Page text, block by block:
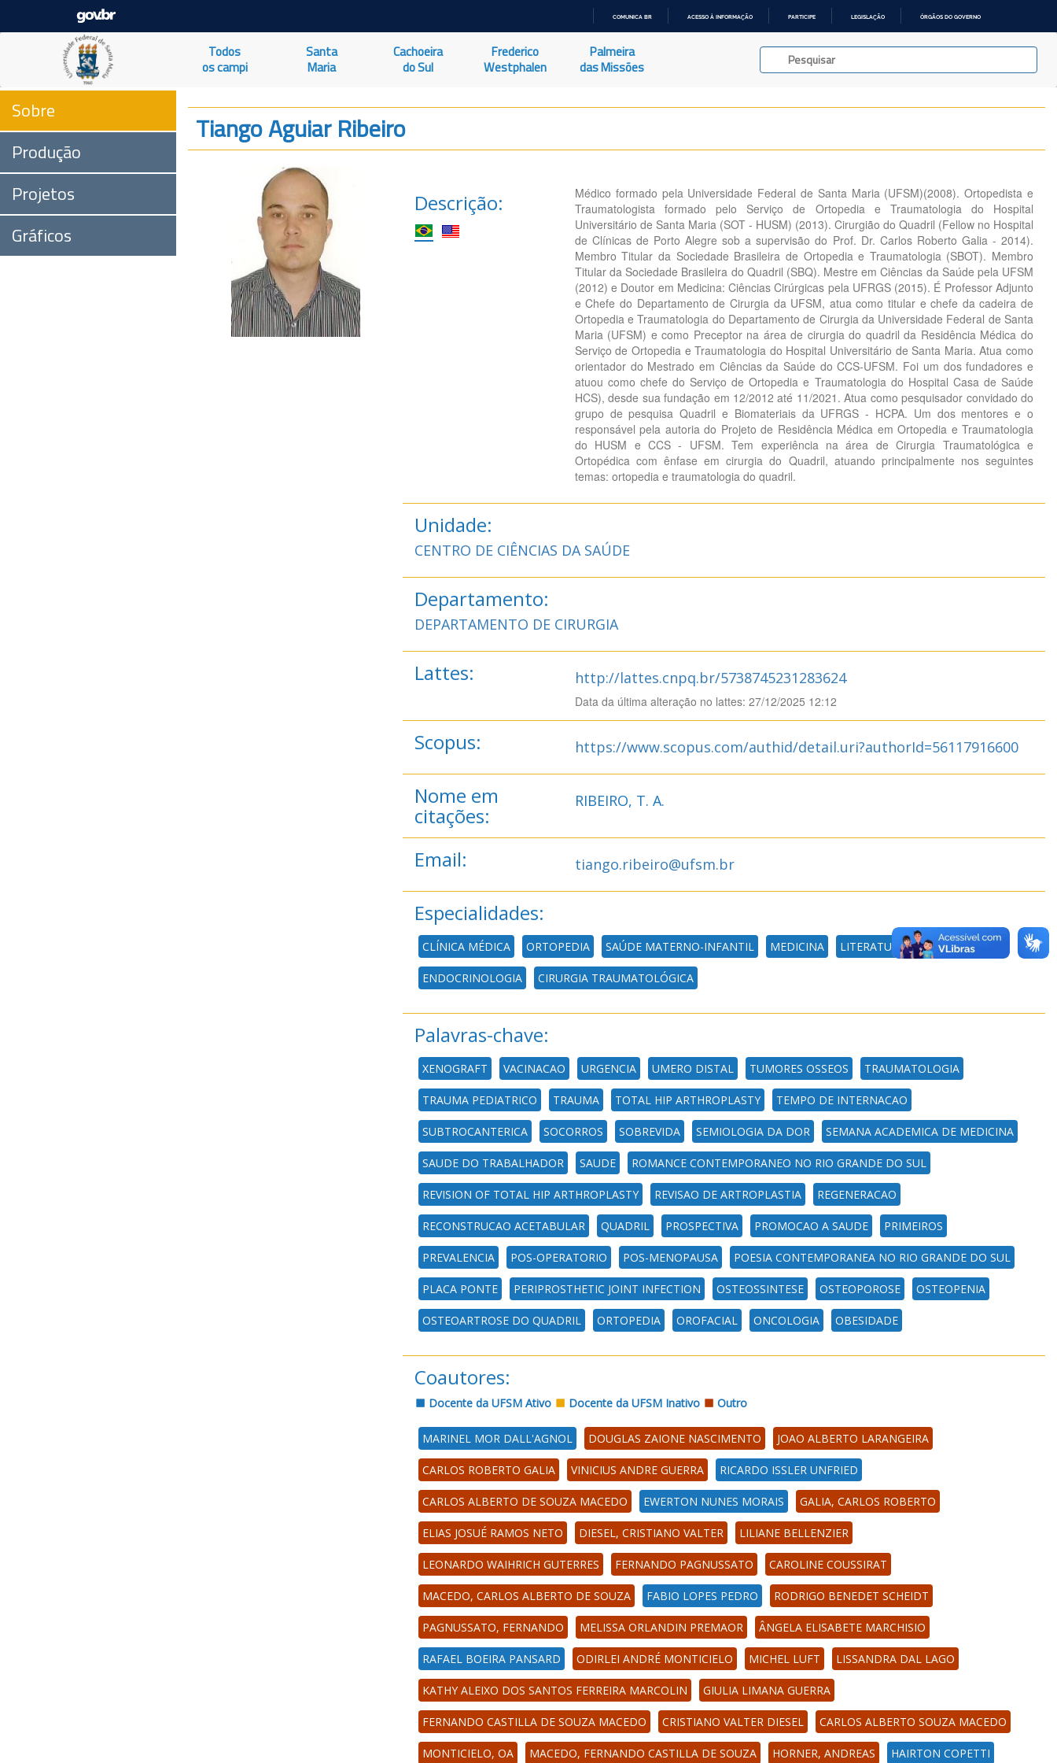
O
COMUNICA BR ACESSO À INFORMAÇÃO PARTICIPE LEGISLAÇÃO ÓRGÃOS DO GOVERNO
Todos
os campi
Santa
Maria
Cachoeira
do Sul
Frederico
Westphalen
Palmeira
das Missões
Sobre
Produção
Projetos
Gráficos
Tiango Aguiar Ribeiro
Descrição:
Médico formado pela Universidade Federal de Santa Maria (UFSM)(2008). Ortopedista e
Traumatologista formado pelo Serviço de Ortopedia e Traumatologia do Hospital
Universitário de Santa Maria (SOT - HUSM) (2013). Cirurgião do Quadril (Fellow no Hospital
de Clínicas de Porto Alegre sob a supervisão do Prof. Dr. Carlos Roberto Galia - 2014).
Membro Titular da Sociedade Brasileira de Ortopedia e Traumatologia (SBOT). Membro
Titular da Sociedade Brasileira do Quadril (SBQ). Mestre em Ciências da Saúde pela UFSM
(2012) e Doutor em Medicina: Ciências Cirúrgicas pela UFRGS (2015). É Professor Adjunto
e Chefe do Departamento de Cirurgia da UFSM, atua como titular e chefe da cadeira de
Ortopedia e Traumatologia do Departamento de Cirurgia da Universidade Federal de Santa
Maria (UFSM) e como Preceptor na área de cirurgia do quadril da Residência Médica do
Serviço de Ortopedia e Traumatologia do Hospital Universitário de Santa Maria. Atua como
orientador do Mestrado em Ciências da Saúde do CCS-UFSM. Foi um dos fundadores e
atuou como chefe do Serviço de Ortopedia e Traumatologia do Hospital Casa de Saúde
HCS), desde sua fundação em 12/2012 até 11/2021. Atua como pesquisador convidado do
grupo de pesquisa Quadril e Biomateriais da UFRGS - HCPA. Um dos mentores e o
responsável pela autoria do Projeto de Residência Médica em Ortopedia e Traumatologia
do HUSM e CCS - UFSM. Tem experiência na área de Cirurgia Traumatológica e
Ortopédica com ênfase em cirurgia do Quadril, atuando principalmente nos seguintes
temas: ortopedia e traumatologia do quadril.
Unidade:
CENTRO DE CIÊNCIAS DA SAÚDE
Departamento:
DEPARTAMENTO DE CIRURGIA
Lattes: http://lattes.cnpq.br/5738745231283624
Data da última alteração no lattes: 27/12/2025 12:12
Scopus: https://www.scopus.com/authid/detail.uri?authorId=56117916600
Nome em
citações:
RIBEIRO, T. A.
Email: tiango.ribeiro@ufsm.br
Especialidades:
CLÍNICA MÉDICA ORTOPEDIA SAÚDE MATERNO-INFANTIL MEDICINA LITERATURA BRASILEIRA
ENDOCRINOLOGIA CIRURGIA TRAUMATOLÓGICA
Palavras-chave:
XENOGRAFT VACINACAO URGENCIA UMERO DISTAL TUMORES OSSEOS TRAUMATOLOGIA
TRAUMA PEDIATRICO TRAUMA TOTAL HIP ARTHROPLASTY TEMPO DE INTERNACAO
SUBTROCANTERICA SOCORROS SOBREVIDA SEMIOLOGIA DA DOR SEMANA ACADEMICA DE MEDICINA
SAUDE DO TRABALHADOR SAUDE ROMANCE CONTEMPORANEO NO RIO GRANDE DO SUL
REVISION OF TOTAL HIP ARTHROPLASTY REVISAO DE ARTROPLASTIA REGENERACAO
RECONSTRUCAO ACETABULAR QUADRIL PROSPECTIVA PROMOCAO A SAUDE PRIMEIROS
PREVALENCIA POS-OPERATORIO POS-MENOPAUSA POESIA CONTEMPORANEA NO RIO GRANDE DO SUL
PLACA PONTE PERIPROSTHETIC JOINT INFECTION OSTEOSSINTESE OSTEOPOROSE OSTEOPENIA
OSTEOARTROSE DO QUADRIL ORTOPEDIA OROFACIAL ONCOLOGIA OBESIDADE
Coautores:
Docente da UFSM Ativo Docente da UFSM Inativo Outro
MARINEL MOR DALL'AGNOL DOUGLAS ZAIONE NASCIMENTO JOAO ALBERTO LARANGEIRA
CARLOS ROBERTO GALIA VINICIUS ANDRE GUERRA RICARDO ISSLER UNFRIED
CARLOS ALBERTO DE SOUZA MACEDO EWERTON NUNES MORAIS GALIA, CARLOS ROBERTO
ELIAS JOSUÉ RAMOS NETO DIESEL, CRISTIANO VALTER LILIANE BELLENZIER
LEONARDO WAIHRICH GUTERRES FERNANDO PAGNUSSATO CAROLINE COUSSIRAT
MACEDO, CARLOS ALBERTO DE SOUZA FABIO LOPES PEDRO RODRIGO BENEDET SCHEIDT
PAGNUSSATO, FERNANDO MELISSA ORLANDIN PREMAOR ÂNGELA ELISABETE MARCHISIO
RAFAEL BOEIRA PANSARD ODIRLEI ANDRÉ MONTICIELO MICHEL LUFT LISSANDRA DAL LAGO
KATHY ALEIXO DOS SANTOS FERREIRA MARCOLIN GIULIA LIMANA GUERRA
FERNANDO CASTILLA DE SOUZA MACEDO CRISTIANO VALTER DIESEL CARLOS ALBERTO SOUZA MACEDO
MONTICIELO, OA MACEDO, FERNANDO CASTILLA DE SOUZA HORNER, ANDREAS HAIRTON COPETTI